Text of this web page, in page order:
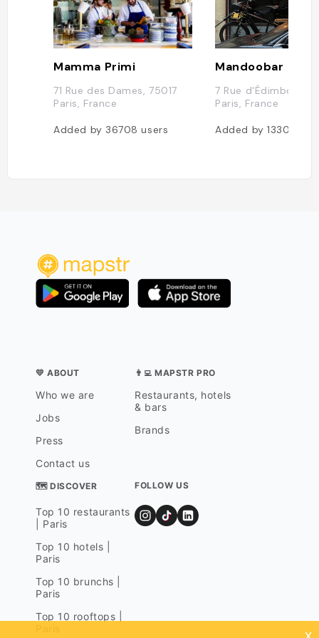
Mamma Primi
71 Rue des Dames, 75017
Paris, France
Added by 36708users
Mandoobar
7 Rue d'Édimbourg,
Paris, France
Added by13304
💛 ABOUT
Who we are
Jobs
Press
Contact us
👨‍💻 MAPSTR PRO
Restaurants, hotels
& bars
Brands
🗺 DISCOVER
Top 10 restaurants
| Paris
Top 10 hotels |
Paris
Top 10 brunchs |
Paris
Top 10 rooftops |
FOLLOW US